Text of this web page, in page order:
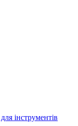
інструментів